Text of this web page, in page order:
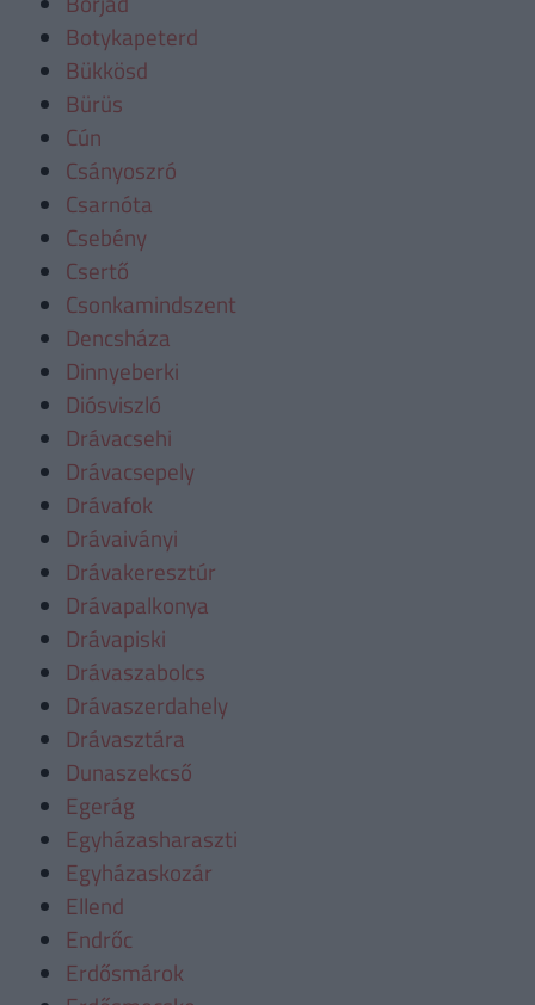
Botykapeterd
Bükkösd
Bürüs
Cún
Csányoszró
Csarnóta
Csebény
Csertő
Csonkamindszent
Dencsháza
Dinnyeberki
Diósviszló
Drávacsehi
Drávacsepely
Drávafok
Drávaiványi
Drávakeresztúr
Drávapalkonya
Drávapiski
Drávaszabolcs
Drávaszerdahely
Drávasztára
Dunaszekcső
Egerág
Egyházasharaszti
Egyházaskozár
Ellend
Endrőc
Erdősmárok